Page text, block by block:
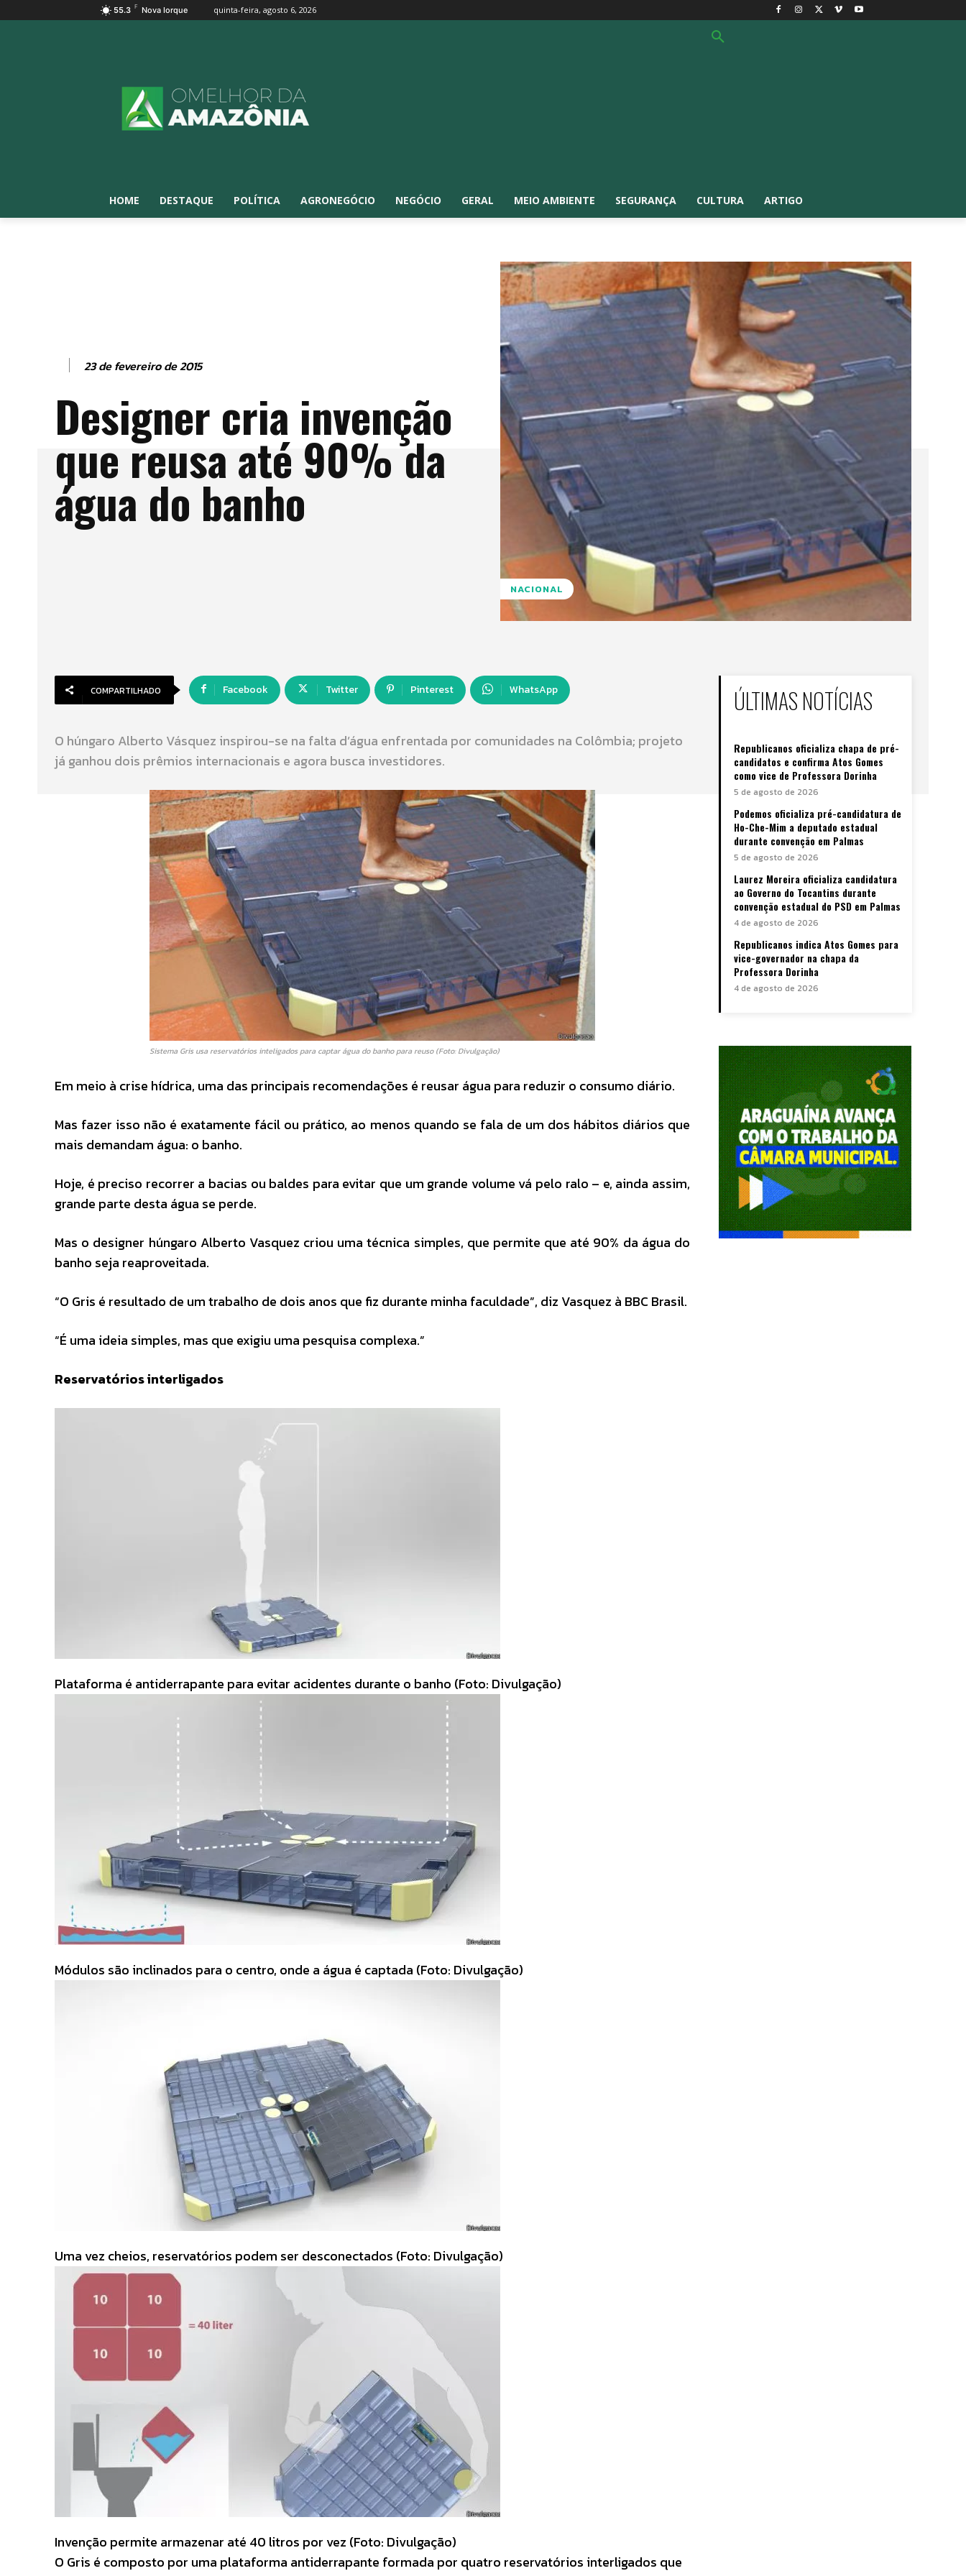
55.3 F Nova Iorque quinta-feira, agosto 6, 2026
HOME DESTAQUE POLÍTICA AGRONEGÓCIO NEGÓCIO GERAL MEIO AMBIENTE SEGURANÇA CULTURA ARTIGO
23 de fevereiro de 2015
Designer cria invenção
que reusa até 90% da
água do banho
NACIONAL
COMPARTILHADO Facebook Twitter Pinterest WhatsApp
O húngaro Alberto Vásquez inspirou-se na falta d’água enfrentada por comunidades na Colômbia; projeto
já ganhou dois prêmios internacionais e agora busca investidores.
Sistema Gris usa reservatórios inteligados para captar água do banho para reuso (Foto: Divulgação)
Em meio à crise hídrica, uma das principais recomendações é reusar água para reduzir o consumo diário.
Mas fazer isso não é exatamente fácil ou prático, ao menos quando se fala de um dos hábitos diários que
mais demandam água: o banho.
Hoje, é preciso recorrer a bacias ou baldes para evitar que um grande volume vá pelo ralo – e, ainda assim,
grande parte desta água se perde.
Mas o designer húngaro Alberto Vasquez criou uma técnica simples, que permite que até 90% da água do
banho seja reaproveitada.
“O Gris é resultado de um trabalho de dois anos que fiz durante minha faculdade”, diz Vasquez à BBC Brasil.
“É uma ideia simples, mas que exigiu uma pesquisa complexa.”
Reservatórios interligados
Plataforma é antiderrapante para evitar acidentes durante o banho (Foto: Divulgação)
Módulos são inclinados para o centro, onde a água é captada (Foto: Divulgação)
Uma vez cheios, reservatórios podem ser desconectados (Foto: Divulgação)
Invenção permite armazenar até 40 litros por vez (Foto: Divulgação)
O Gris é composto por uma plataforma antiderrapante formada por quatro reservatórios interligados que
ÚLTIMAS NOTÍCIAS
Republicanos oficializa chapa de pré-
candidatos e confirma Atos Gomes
como vice de Professora Dorinha
5 de agosto de 2026
Podemos oficializa pré-candidatura de
Ho-Che-Mim a deputado estadual
durante convenção em Palmas
5 de agosto de 2026
Laurez Moreira oficializa candidatura
ao Governo do Tocantins durante
convenção estadual do PSD em Palmas
4 de agosto de 2026
Republicanos indica Atos Gomes para
vice-governador na chapa da
Professora Dorinha
4 de agosto de 2026